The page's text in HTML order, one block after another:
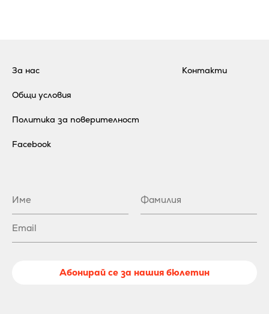
За нас
Общи условия
Политика за поверителност
Контакти
Facebook
Абонирай се за нашия бюлетин